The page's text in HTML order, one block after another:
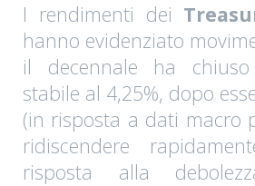
I rendimenti dei
hanno evidenziato
il decennale ha
stabile al 4,25%, dopo
(in risposta a dati macro
ridiscendere
risposta alla